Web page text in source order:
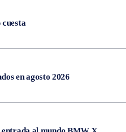
en agosto 2026